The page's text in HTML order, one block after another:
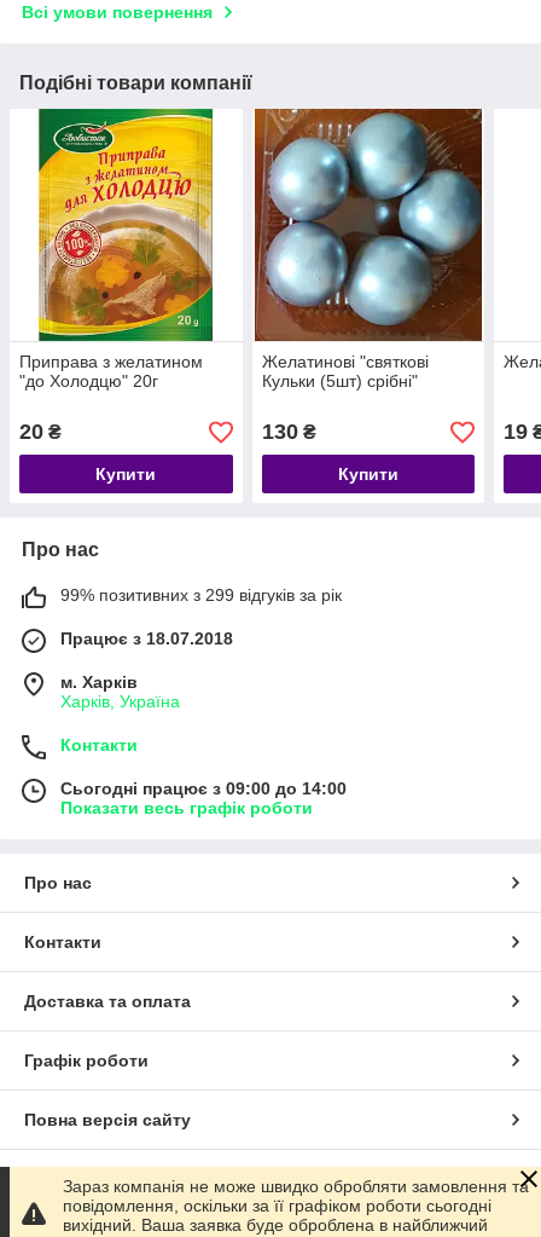
Всі умови повернення
Подібні товари компанії
Приправа з желатином
"до Холодцю" 20г
20 ₴
Купити
Желатинові "святкові
Кульки (5шт) срібні"
130₴
Купити
19
Про нас
99% позитивних з 299 відгуків за рік
Працює з 18.07.2018
м. Харків
Харків, Україна
Контакти
Сьогодні працює з 09:00 до 14:00
Показати весь графік роботи
Про нас
Контакти
Доставка та оплата
Графік роботи
Повна версія сайту
Сайт створено на маркетплейсіProm.ua
Зараз компанія не може швидко обробляти замовлення та
повідомлення, оскільки за її графіком роботи сьогодні
вихідний. Ваша заявка буде оброблена в найближчий